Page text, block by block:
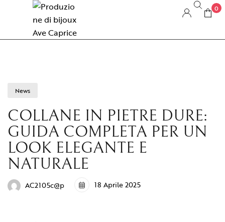
0
News
COLLANE IN PIETRE DURE:
GUIDA COMPLETA PER UN
LOOK ELEGANTE E
NATURALE
AC2105c@p 18 Aprile 2025